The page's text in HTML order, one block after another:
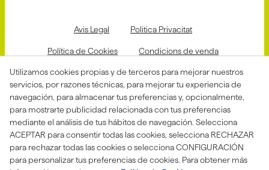
Avis Legal Politica Privacitat
Política de Cookies Condicions de venda
Declaració d'accessibilitat
Canal de denuncias
Aquesta actuació està impulsada i subvencionada pel
Departament d'Empresa i Treball i finançada pel Fons
Social Europeu com a part de la resposta de la Unió
Utilizamos cookies propias y de terceros para mejorar nuestros
servicios, por razones técnicas, para mejorar tu experiencia de
navegación, para almacenar tus preferencias y, opcionalmente,
para mostrarte publicidad relacionada con tus preferencias
mediante el análisis de tus hábitos de navegación. Selecciona
ACEPTAR para consentir todas las cookies, selecciona RECHAZAR
para rechazar todas las cookies o selecciona CONFIGURACIÓN
para personalizar tus preferencias de cookies. Para obtener más